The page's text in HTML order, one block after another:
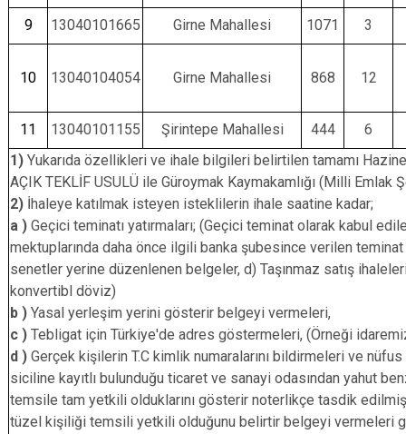
9 13040101665 Girne Mahallesi 1071 3
10 13040104054 Girne Mahallesi 868 12
11 13040101155 Şirintepe Mahallesi 444
6
1) Yukarıda özellikleri ve ihale bilgileri belirtilen tamamı
AÇIK TEKLİF USULÜ ile Güroymak Kaymakamlığı (Milli
2) İhaleye katılmak isteyen isteklilerin ihale saatine kadar;
a ) Geçici teminatı yatırmaları; (Geçici teminat olarak kabul
mektuplarında daha önce ilgili banka şubesince verilen
senetler yerine düzenlenen belgeler, d) Taşınmaz satış
konvertibl döviz)
b ) Yasal yerleşim yerini gösterir belgeyi vermeleri,
c ) Tebligat için Türkiye'de adres göstermeleri, (Örneği
d ) Gerçek kişilerin T.C kimlik numaralarını bildirmeleri ve
siciline kayıtlı bulunduğu ticaret ve sanayi odasından yahut
temsile tam yetkili olduklarını gösterir noterlikçe tasdik
tüzel kişiliği temsili yetkili olduğunu belirtir belgeyi vermeleri